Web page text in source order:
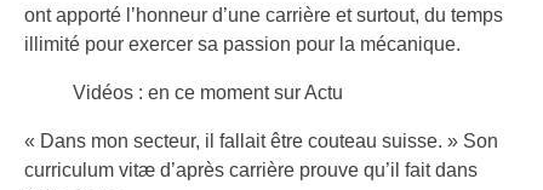
ont apporté l’honneur d’une carrière et surtout, du temps
illimité pour exercer sa passion pour la mécanique.
Vidéos : en ce moment sur Actu
« Dans mon secteur, il fallait être couteau suisse. » Son
curriculum vitæ d’après carrière prouve qu’il fait dans